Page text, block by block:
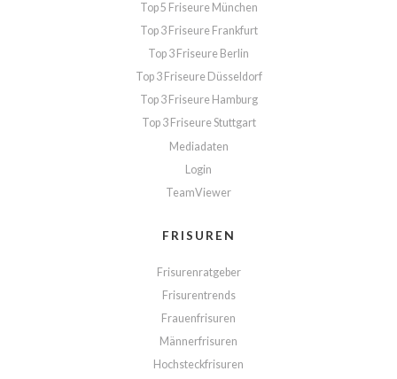
Top 5 Friseure München
Top 3 Friseure Frankfurt
Top 3 Friseure Berlin
Top 3 Friseure Düsseldorf
Top 3 Friseure Hamburg
Top 3 Friseure Stuttgart
Mediadaten
Login
TeamViewer
FRISUREN
Frisurenratgeber
Frisurentrends
Frauenfrisuren
Männerfrisuren
Hochsteckfrisuren